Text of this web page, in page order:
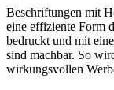
Beschriftungen mit
eine effiziente Form
bedruckt und mit
sind machbar. So
wirkungsvollen